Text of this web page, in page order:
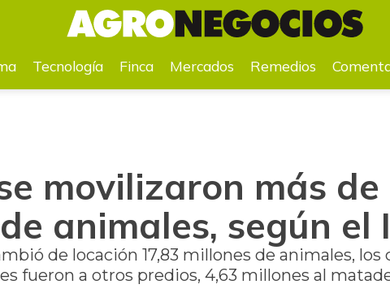
según el ICA
Tecnología Finca Mercados Remedios
movilizaron más de
animales, según el
de locación 17,83 millones de animales, los
fueron a otros predios, 4,63 millones al